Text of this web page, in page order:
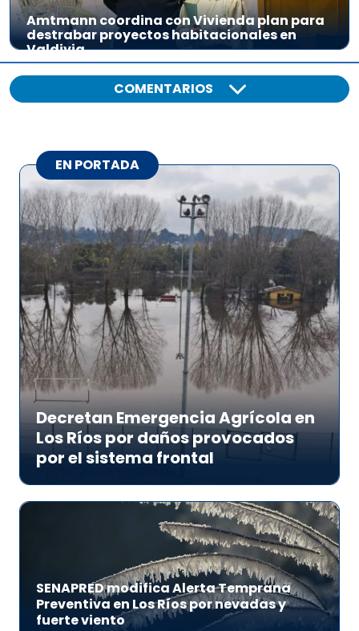
Amtmann coordina con Vivienda plan para
destrabar proyectos habitacionales en
Valdivia
COMENTARIOS
EN PORTADA
Decretan Emergencia Agrícola en
Los Ríos por daños provocados
por el sistema frontal
SENAPRED modifica Alerta Temprana
Preventiva en Los Ríos por nevadas y
fuerte viento